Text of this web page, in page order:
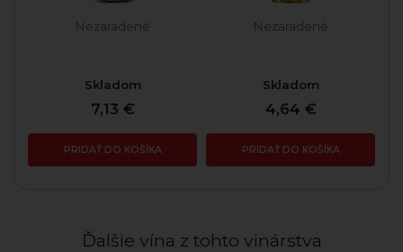
Nezaradené
Skladom
7,13 €
PRIDAŤ DO KOŠÍKA
Nezaradené
Skladom
4,64 €
PRIDAŤ DO KOŠÍKA
Ďalšie vína z tohto vinárstva